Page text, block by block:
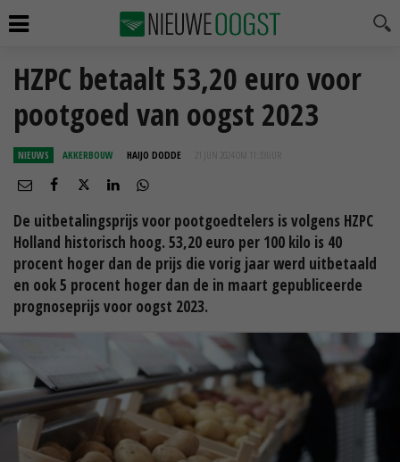
HZPC betaalt 53,20 euro voor
pootgoed van oogst 2023
NIEUWS AKKERBOUW HAIJO DODDE 21 JUN 2024 OM 11:33
De uitbetalingsprijs voor pootgoedtelers is volgens HZPC
Holland historisch hoog. 53,20 euro per 100 kilo is 40
procent hoger dan de prijs die vorig jaar werd uitbetaald
en ook 5 procent hoger dan de in maart gepubliceerde
prognoseprijs voor oogst 2023.